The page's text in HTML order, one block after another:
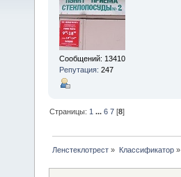
Сообщений: 13410
Репутация: 247
Страницы:1 ...6 7 [8]
Ленстеклотрест » Классификатор»